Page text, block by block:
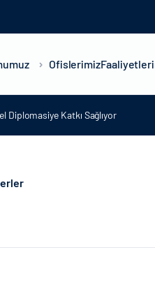
Ofislerimiz
Diplomasiye Katkı Sağlıyor